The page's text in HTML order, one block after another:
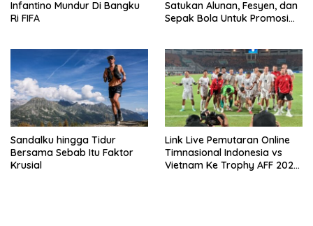
Infantino Mundur Di Bangku
Ri FIFA
Satukan Alunan, Fesyen, dan
Sepak Bola Untuk Promosi
Sandalku hingga Tidur
Bersama Sebab Itu Faktor
Krusial
Link Live Pemutaran Online
Timnasional Indonesia vs
Vietnam Ke Trophy AFF 2026,